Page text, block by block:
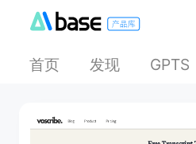
首页 发现 GPTS